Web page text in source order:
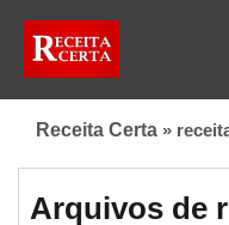
Receita Certa »
Arquivos de